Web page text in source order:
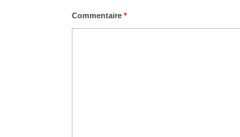
Commentaire *